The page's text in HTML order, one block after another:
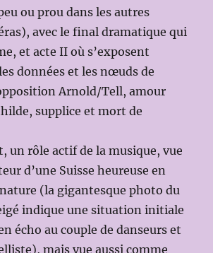
ou prou dans les autres
avec le final dramatique qui
et acte II où s’exposent
données et les nœuds de
Arnold/Tell, amour
supplice et mort de
un rôle actif de la musique, vue
d’une Suisse heureuse en
(la gigantesque photo du
indique une situation initiale
écho au couple de danseurs et
mais vue aussi comme